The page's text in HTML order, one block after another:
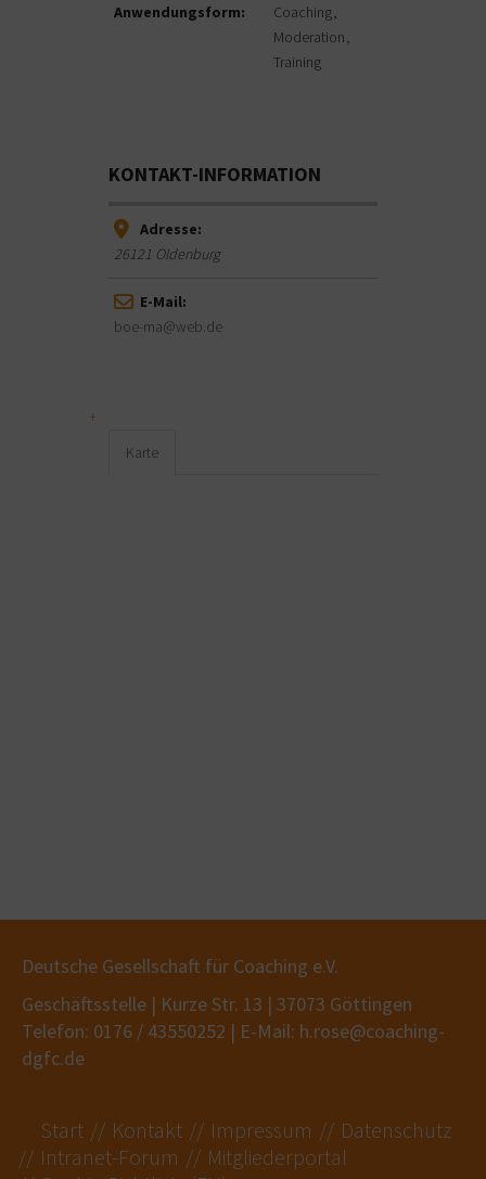
Anwendungsform:
Coaching
Moderation
Training
KONTAKT-INFORMATION
Adresse:
26121 Oldenburg
E-Mail:
boe-ma@web.de
Karte
Deutsche Gesellschaft für Coaching e.V.
Geschäftsstelle | Kurze Str. 13 | 37073 Göttingen
Telefon: 0176 / 43550252 | E-Mail: h.rose@coaching-
dgfc.de
Start Kontakt Impressum
Datenschutz
Intranet-Forum
Mitgliederportal